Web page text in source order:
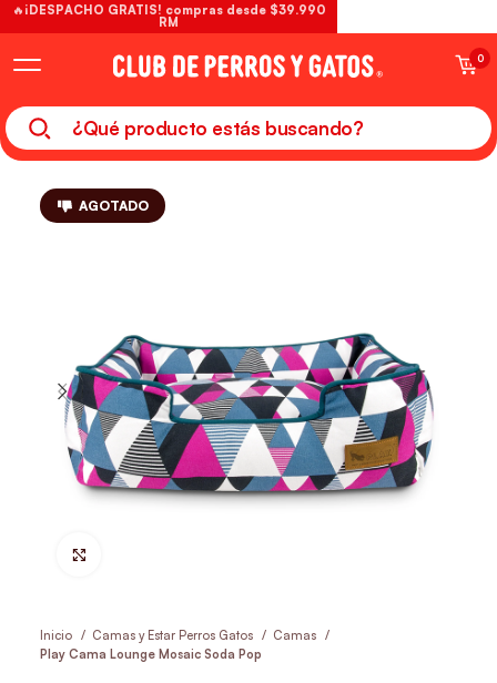
0
AGOTADO
Inicio Camas y Estar Perros Gatos
Camas
Play Cama Lounge Mosaic Soda Pop
🔥¡DESPACHO GRATIS! compras desde $39.990
RM